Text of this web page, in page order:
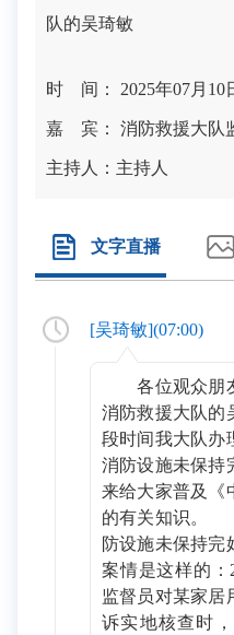
队的吴琦敏
时 间： 2025年07月10
嘉 宾： 消防救援大队
主持人： 主持人
文字直播
[吴琦敏](07:00)
各位观众朋友
消防救援大队的
段时间我大队办
消防设施未保持
来给大家普及《
的有关知识。
防设施未保持完
案情是这样的：
监督员对某家居
诉实地核查时